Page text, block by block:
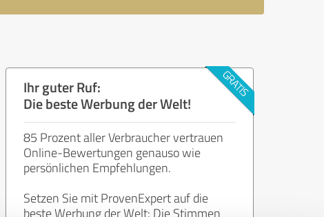
Ihr guter Ruf:
Die beste Werbung der Welt!
85 Prozent aller Verbraucher vertrauen
Online-Bewertungen genauso wie
persönlichen Empfehlungen.
Setzen Sie mit ProvenExpert auf die
beste Werbung der Welt: Die Stimmen